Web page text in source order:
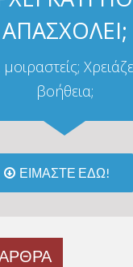
ΑΠΑΣΧΟΛΕΙ;
βοήθεια;
ΕΙΜΑΣΤΕ ΕΔΩ!